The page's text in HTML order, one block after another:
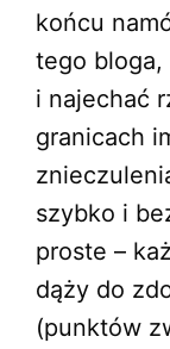
końcu
tego
i najechać
granicach
szybko i
proste –
dąży do
(punktów